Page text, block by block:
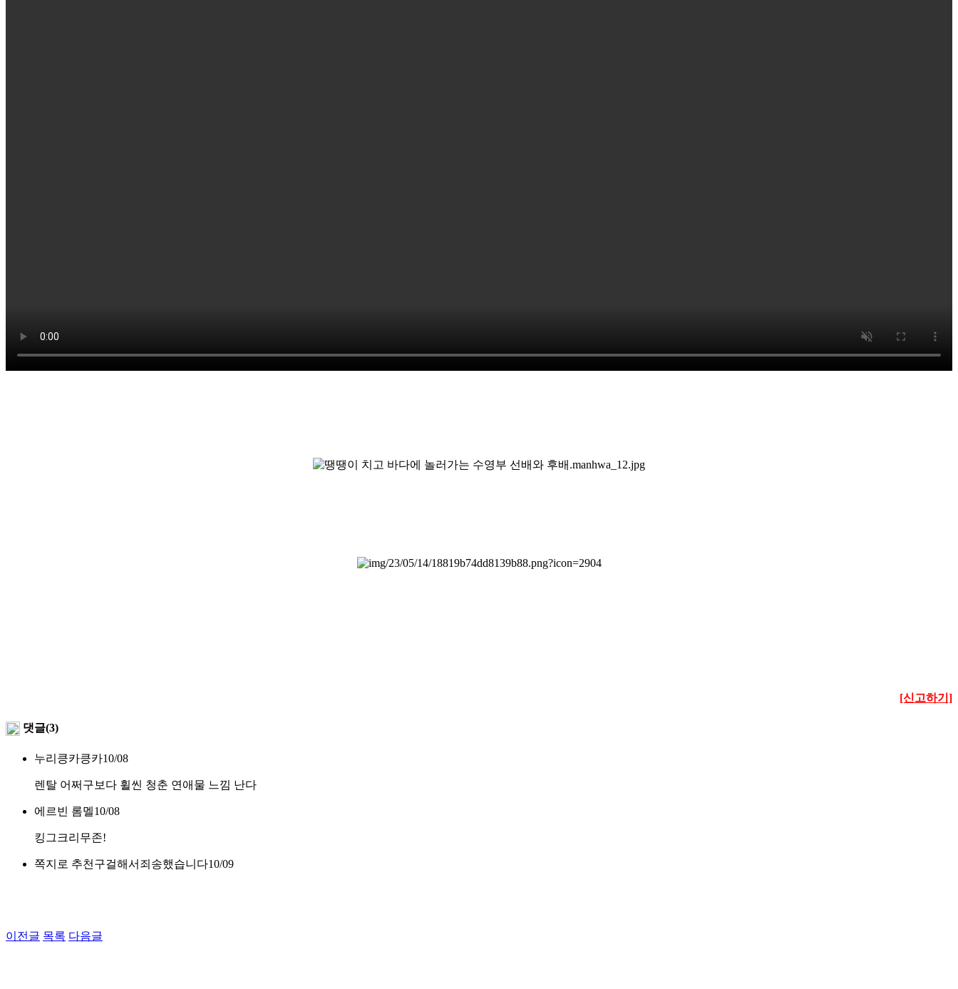
[신고하기]
댓글(3)
누리킁카킁카10/08
렌탈 어쩌구보다 휠씬 청춘 연애물 느낌 난다
에르빈 롬멜10/08
킹그크리무존!
쪽지로 추천구걸해서죄송했습니다10/09
이전글 목록 다음글